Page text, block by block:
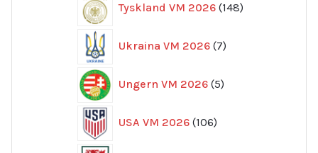
Tyskland VM 2026 148
produkter
Ukraina VM 2026 7
produkter
Ungern VM 2026 5
produkter
USA VM 2026 106
produkter